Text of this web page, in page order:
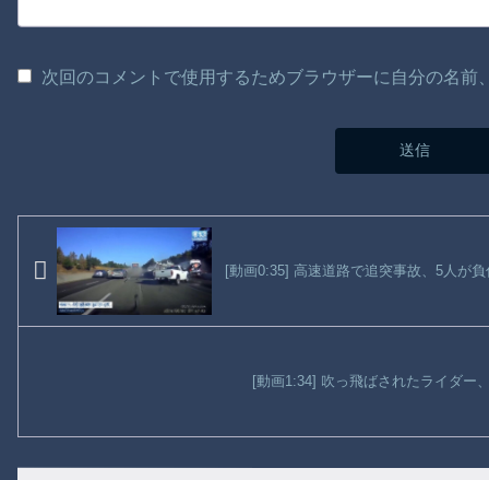
次回のコメントで使用するためブラウザーに自分の名
[動画0:35] 高速道路で追突事故、5人が
[動画1:34] 吹っ飛ばされたライダー